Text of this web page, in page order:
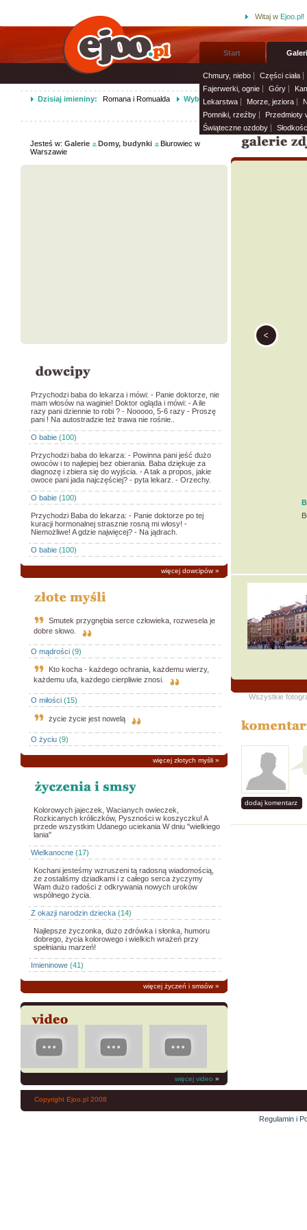
Witaj w Ejoo.pl!
Start
Chmury, niebo
Części ciała
Fajerwerki, ognie
Góry
Lekarstwa
Morze, jeziora
Pomniki, rzeźby
Przedmioty
Świąteczne ozdoby
Dzisiaj imieniny: Romana i Romualda Wybierz życzenia imieninowe i
Jesteś w:Galerie Domy, budynki
Biurowiec w
Warszawie
Przychodzi baba do lekarza i mówi: - Panie doktorze, nie
mam włosów na waginie! Doktor ogląda i mówi: - A ile
razy pani dziennie to robi ? - Nooooo, 5-6 razy - Proszę
pani ! Na autostradzie też trawa nie rośnie..
O babie (100)
Przychodzi baba do lekarza: - Powinna pani jeść dużo
owoców i to najlepiej bez obierania. Baba dziękuje za
diagnozę i zbiera się do wyjścia. - A tak a propos, jakie
owoce pani jada najczęściej? - pyta lekarz. - Orzechy.
O babie (100)
Przychodzi Baba do lekarza: - Panie doktorze po tej
kuracji hormonalnej strasznie rosną mi włosy! -
Niemożliwe! A gdzie najwięcej? - Na jądrach.
O babie (100)
więcej dowcipów»
Smutek przygnębia serce człowieka, rozwesela je
dobre słowo.
O mądrości (9)
Kto kocha - każdego ochrania, każdemu wierzy,
każdemu ufa, każdego cierpliwie znosi.
O miłości (15)
życie życie jest nowelą
O życiu (9)
więcej złotych myśli »
Kolorowych jajeczek, Wacianych owieczek,
Rozkicanych króliczków, Pyszności w koszyczku! A
przede wszystkim Udanego uciekania W dniu "wielkiego
lania"
Wielkanocne (17)
Kochani jesteśmy wzruszeni tą radosną wiadomością,
że zostaliśmy dziadkami i z całego serca życzymy
Wam dużo radości z odkrywania nowych uroków
wspólnego życia.
Z okazji narodzin dziecka (14)
Najlepsze życzonka, dużo zdrówka i słonka, humoru
dobrego, życia kolorowego i wielkich wrażeń przy
spełnianiu marzeń!
Imieninowe (41)
więcej życzeń i smsów»
więcej video »
Wszystkie
dodaj komentarz
Copyright Ejoo.pl 2008
Regulamin i